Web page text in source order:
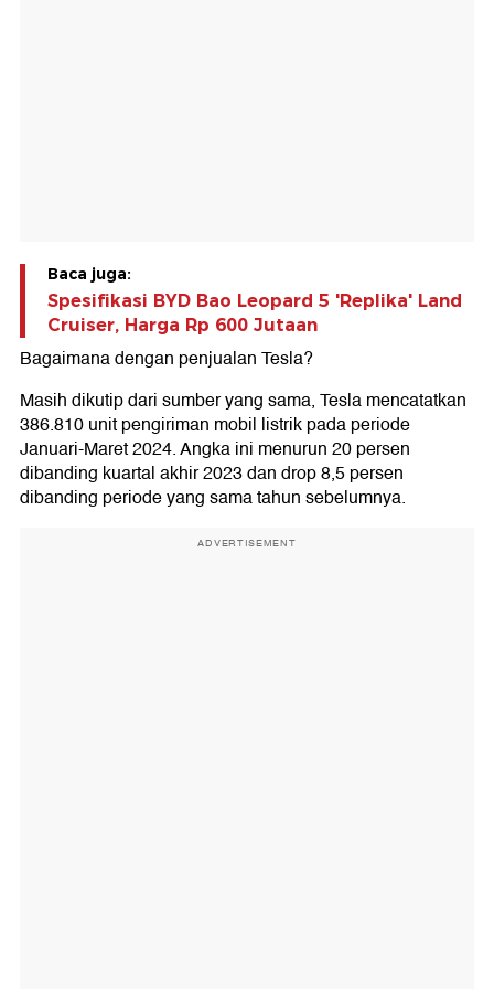
Baca juga:
Spesifikasi BYD Bao Leopard 5 'Replika' Land
Cruiser, Harga Rp 600 Jutaan
Bagaimana dengan penjualan Tesla?
Masih dikutip dari sumber yang sama, Tesla mencatatkan
386.810 unit pengiriman mobil listrik pada periode
Januari-Maret 2024. Angka ini menurun 20 persen
dibanding kuartal akhir 2023 dan drop 8,5 persen
dibanding periode yang sama tahun sebelumnya.
ADVERTISEMENT